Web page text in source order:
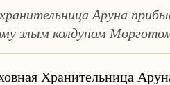
Аруна
злым колдуном
Хранительница